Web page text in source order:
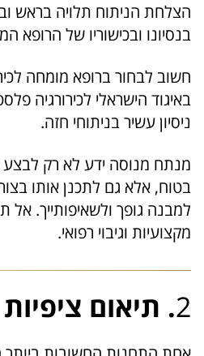
הצלחת הניתוח תלויה בראש
בנסיונו ובכישוריו של הרופא
חשוב לבחור ברופא מומחה
באיגוד הישראלי לכירורגיה
ניסיון עשיר בניתוחי חזה.
מנתח מנוסה ידע לא רק לבצע
בטוח, אלא גם לתכנן אותו
למבנה גופך ולשאיפותייך. אל
מקצועיות וגיבוי רפואי.
2. תיאום